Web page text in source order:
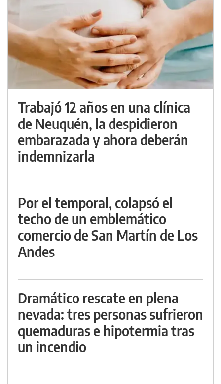
Trabajó 12 años en una clínica
de Neuquén, la despidieron
embarazada y ahora deberán
indemnizarla
Por el temporal, colapsó el
techo de un emblemático
comercio de San Martín de Los
Andes
Dramático rescate en plena
nevada: tres personas sufrieron
quemaduras e hipotermia tras
un incendio